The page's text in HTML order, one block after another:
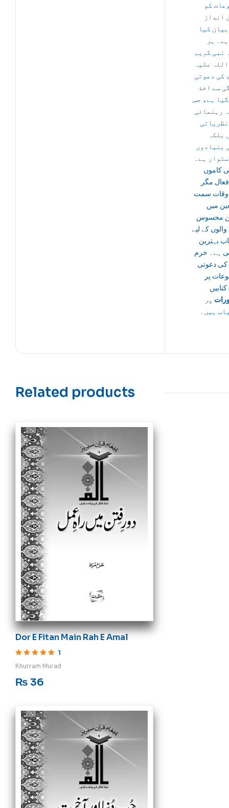
کو
انداز
کیا
ہر
نبی کریم
علیہ
کی دعوتی
سے اخذ
ہے، جس
رہنمائی
بلکہ
بنیادوں
ہے۔
کاموں
مگر
سمت
میں
محسوس
کے لیے
بہترین
ہے۔ خرم
کی دعوتی
پر
پر
ہیں۔
Related products
Dor E Fitan Main Rah E Amal
1
Khurram Murad
₨ 36